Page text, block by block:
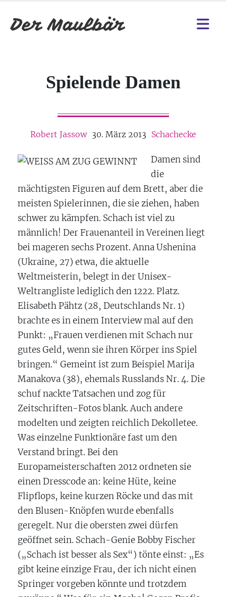
Spielende Damen
Robert Jassow 30. März 2013 Schachecke
Damen sind
die
mächtigsten Figuren auf dem Brett, aber die
meisten Spielerinnen, die sie ziehen, haben
schwer zu kämpfen. Schach ist viel zu
männlich! Der Frauenanteil in Vereinen liegt
bei mageren sechs Prozent. Anna Ushenina
(Ukraine, 27) etwa, die aktuelle
Weltmeisterin, belegt in der Unisex-
Weltrangliste lediglich den 1222. Platz.
Elisabeth Pähtz (28, Deutschlands Nr. 1)
brachte es in einem Interview mal auf den
Punkt: „Frauen verdienen mit Schach nur
gutes Geld, wenn sie ihren Körper ins Spiel
bringen.“ Gemeint ist zum Beispiel Marija
Manakova (38), ehemals Russlands Nr. 4. Die
schuf nackte Tatsachen und zog für
Zeitschriften-Fotos blank. Auch andere
modelten und zeigten reichlich Dekolletee.
Was einzelne Funktionäre fast um den
Verstand bringt. Bei den
Europameisterschaften 2012 ordneten sie
einen Dresscode an: keine Hüte, keine
Flipflops, keine kurzen Röcke und das mit
den Blusen-Knöpfen wurde ebenfalls
geregelt. Nur die obersten zwei dürfen
geöffnet sein. Schach-Genie Bobby Fischer
(„Schach ist besser als Sex“) tönte einst: „Es
gibt keine einzige Frau, der ich nicht einen
Springer vorgeben könnte und trotzdem